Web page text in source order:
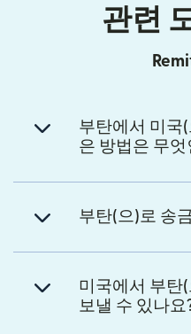
관련
부탄에서 미국
은 방법은 무엇
부탄(으)로 송
미국에서 부탄
보낼 수 있나요